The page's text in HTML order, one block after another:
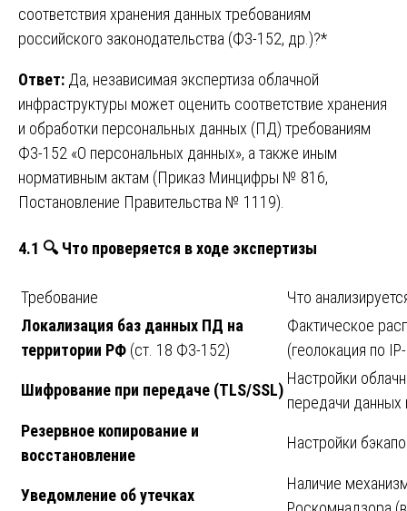
соответствия хранения данных требованиям
российского законодательства (ФЗ-152, др.)?*
Ответ: Да, независимая экспертиза облачной
инфраструктуры может оценить соответствие хранения
и обработки персональных данных (ПД) требованиям
ФЗ-152 «О персональных данных», а также иным
нормативным актам (Приказ Минцифры № 816,
Постановление Правительства № 1119).
4.1 🔍 Что проверяется в ходе экспертизы
Требование
Что
Локализация баз данных ПД на
территории РФ (ст. 18 ФЗ-152)
Фактическое
(геолокация по
Шифрование при передаче (TLS/SSL)
Настройки
передачи
Резервное копирование и
восстановление
Настройки
Уведомление об утечках
Наличие